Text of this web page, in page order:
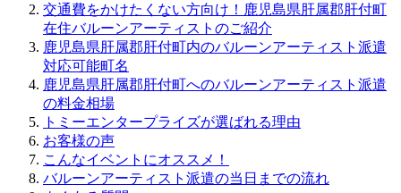
交通費をかけたくない方向け！鹿児島県肝属郡肝付町
在住バルーンアーティストのご紹介
鹿児島県肝属郡肝付町内のバルーンアーティスト派遣
対応可能町名
鹿児島県肝属郡肝付町へのバルーンアーティスト派遣
の料金相場
トミーエンタープライズが選ばれる理由
お客様の声
こんなイベントにオススメ！
バルーンアーティスト派遣の当日までの流れ